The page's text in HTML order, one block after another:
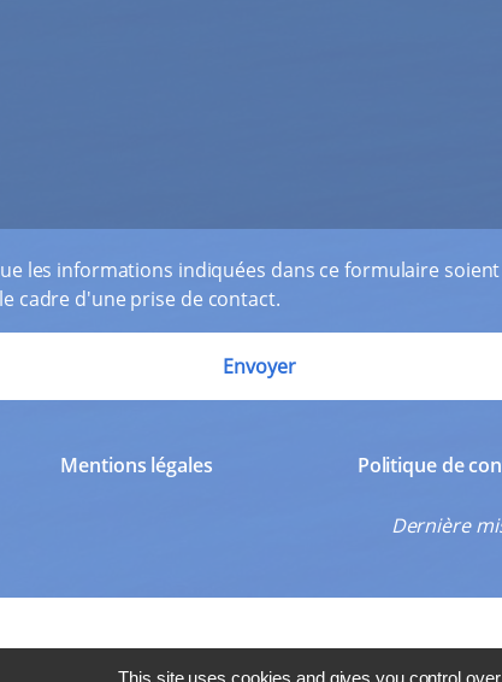
les informations indiquées dans ce formulaire
cadre d'une prise de contact.
Mentions légales Politique de
Dernière
This site uses cookies and gives you control